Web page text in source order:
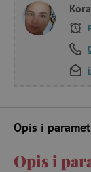
Opis i
Opis i